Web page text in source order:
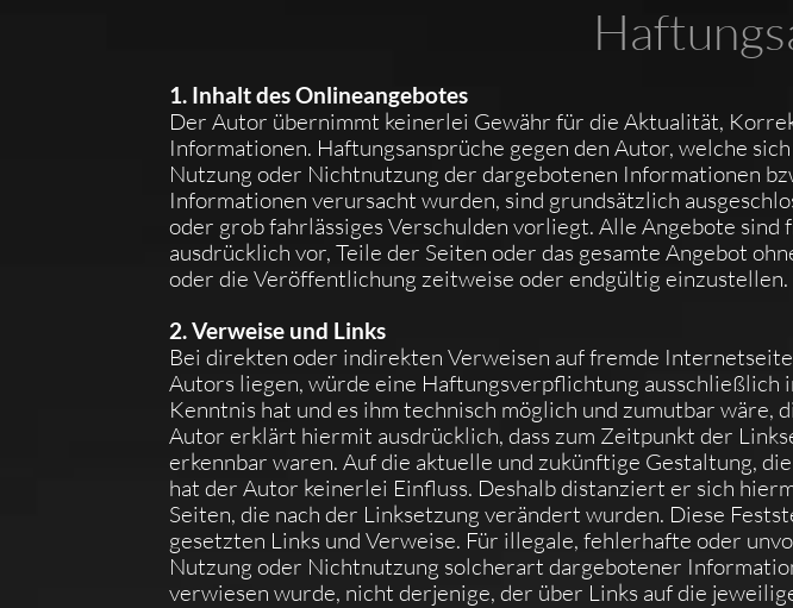
1. Inhalt des Onlineangebotes
Der Autor übernimmt keinerlei Gewähr für die Aktualität,
Informationen. Haftungsansprüche gegen den Autor, welche
Nutzung oder Nichtnutzung der dargebotenen Informationen
Informationen verursacht wurden, sind grundsätzlich
oder grob fahrlässiges Verschulden vorliegt. Alle Angebote
ausdrücklich vor, Teile der Seiten oder das gesamte Angebot
oder die Veröffentlichung zeitweise oder endgültig einzustellen.
2. Verweise und Links
Bei direkten oder indirekten Verweisen auf fremde
Autors liegen, würde eine Haftungsverpflichtung
Kenntnis hat und es ihm technisch möglich und zumutbar
Autor erklärt hiermit ausdrücklich, dass zum Zeitpunkt der
erkennbar waren. Auf die aktuelle und zukünftige Gestaltung,
hat der Autor keinerlei Einfluss. Deshalb distanziert er sich
Seiten, die nach der Linksetzung verändert wurden. Diese
gesetzten Links und Verweise. Für illegale, fehlerhafte oder
Nutzung oder Nichtnutzung solcherart dargebotener
verwiesen wurde, nicht derjenige, der über Links auf die